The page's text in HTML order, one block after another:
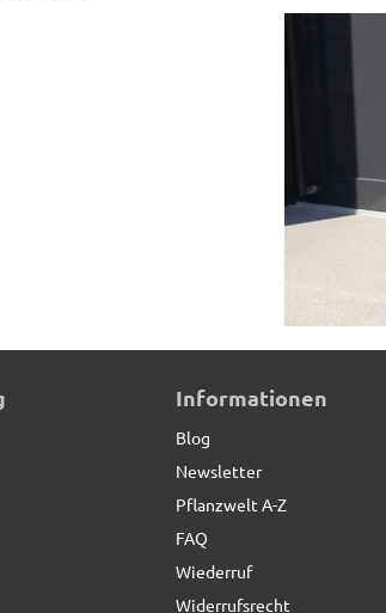
Fiberglas schwarz
Informationen
Blog
Newsletter
Pflanzwelt A-Z
FAQ
Wiederruf
Widerrufsrecht